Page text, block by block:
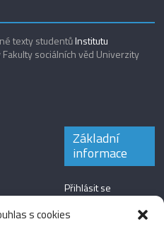
s cookies
texty studentůInstitutu
Fakulty sociálních věd Univerzity
Základní
informace
Přihlásit se
Zdroj kanálů